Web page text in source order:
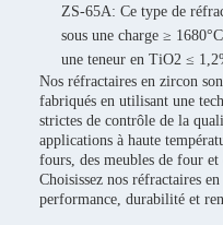
ZS-65A: Ce type de
sous une charge ≥
une teneur en TiO2 ≤
Nos réfractaires en zircon
fabriqués en utilisant une
strictes de contrôle de la
applications à haute
fours, des meubles de four et
Choisissez nos réfractaires
performance, durabilité et